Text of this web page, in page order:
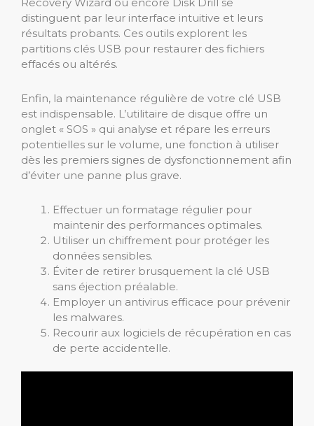
distinguent par leur interface intuitive et leurs
résultats probants. Ces outils explorent les
partitions clés USB pour restaurer des fichiers
effacés ou altérés.
Enfin, la maintenance régulière de votre clé USB
est indispensable. L’utilitaire de disque offre un
onglet « SOS » qui analyse et répare les erreurs
potentielles sur le volume, une fonction à utiliser
dès les premiers signes de dysfonctionnement afin
d’éviter une panne plus grave.
Effectuer un formatage régulier pour
maintenir des performances optimales.
Utiliser un chiffrement pour protéger les
données sensibles.
Éviter de retirer brusquement la clé USB
sans éjection préalable.
Employer un antivirus efficace pour prévenir
les malwares.
Recourir aux logiciels de récupération en cas
de perte accidentelle.